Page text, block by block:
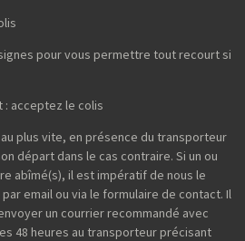
pour vous permettre tout recourt si
: acceptez le colis
plus vite, en présence du transporteur
départ dans le cas contraire. Si un ou
abîmé(s), il est impératif de nous le
email ou via le formulaire de contact. Il
un courrier recommandé avec
48 heures au transporteur précisant